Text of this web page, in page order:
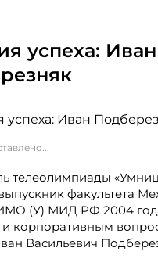
успеха: Иван
телеолимпиады
факультета
(У) МИД РФ 2004
корпоративным
Васильевич